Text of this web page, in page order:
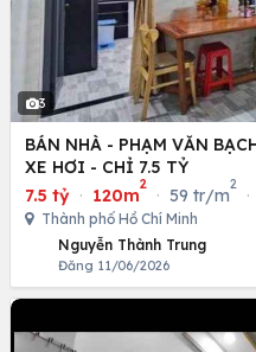
3
BÁN NHÀ - PHẠM VĂN
XE HƠI - CHỈ 7.5 TỶ
7.5 tỷ · 120m
2
· 59 tr/m
2
·
Thành phố Hồ Chí Minh
Nguyễn Thành Trung
Đăng 11/06/2026